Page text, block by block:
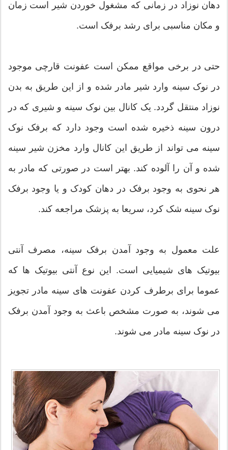
دهان نوزاد در زمانی که مشغول خوردن شیر است زمان
و مکان مناسبی برای رشد برفک است.
حتی در برخی مواقع ممکن است عفونت قارچی موجود
در نوک سینه وارد شیر مادر شده و از این طریق به بدن
نوزاد منتقل گردد. یک کانال بین نوک سینه و شیری که در
درون سینه ذخیره شده است وجود دارد که برفک نوک
سینه می تواند از طریق این کانال وارد مخزن شیر سینه
شده و آن را آلوده کند. بهتر است در صورتی که مادر به
هر نحوی به وجود برفک در دهان کودک و یا وجود برفک
نوک سینه شک کرد، سریعا به پزشک مراجعه کند.
علت معمول به وجود آمدن برفک سینه، مصرف آنتی
بیوتیک های شیمیایی است. این نوع آنتی بیوتیک ها که
عموما برای برطرف کردن عفونت های سینه مادر تجویز
می شوند، به صورت مشخص باعث به وجود آمدن برفک
در نوک سینه مادر می شوند.